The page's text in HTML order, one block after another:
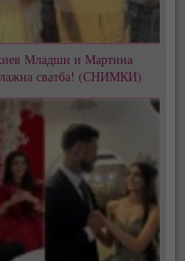
Младши и Мартина
сватба! (СНИМКИ)